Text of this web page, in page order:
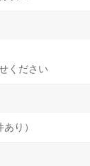
ください
り）